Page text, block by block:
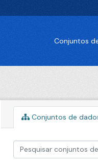
Conjuntos
Conjuntos de